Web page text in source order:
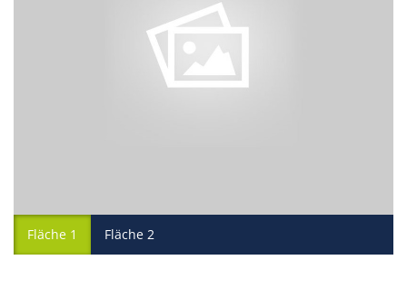
Fläche 1 Fläche 2